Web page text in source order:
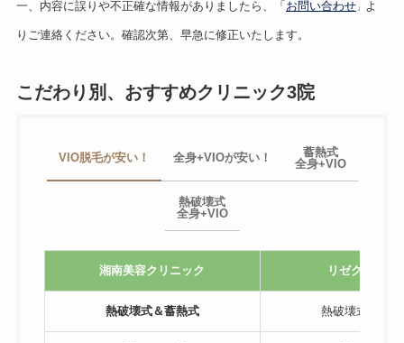
一、内容に誤りや不正確な情報がありましたら、「 お問い合わせ」 よ
りご連絡ください。確認次第、早急に修正いたします。
こだわり別、おすすめクリニック3院
VIO脱毛が安い！ 全身+VIOが安い！
蓄熱式
全身+VIO
熱破壊式
全身+VIO
湘南美容クリニック リゼクリニッ
熱破壊式＆蓄熱式 熱破壊式＆蓄